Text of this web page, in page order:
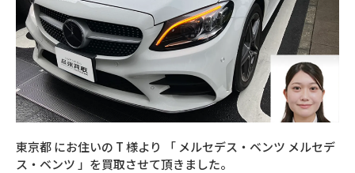
閉じる
東京都にお住いの T様より 「 メルセデス・ベンツ メルセデ
ス・ベンツ 」を買取させて頂きました。